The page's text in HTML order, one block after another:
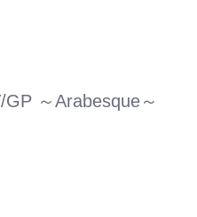
～Arabesque～